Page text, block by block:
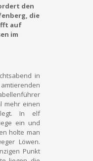
den
die
auf
im
in
mehr einen
In elf
ein und
holte man
Löwen.
Punkt